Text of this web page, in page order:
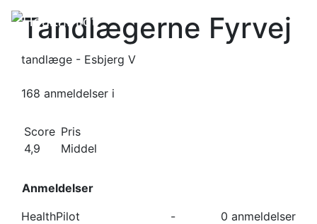
Tandlægerne Fyrvej
tandlæge - Esbjerg V
168 anmeldelser i
Score
4,9
Pris
Middel
Anmeldelser
HealthPilot
-
0 anmeldelser